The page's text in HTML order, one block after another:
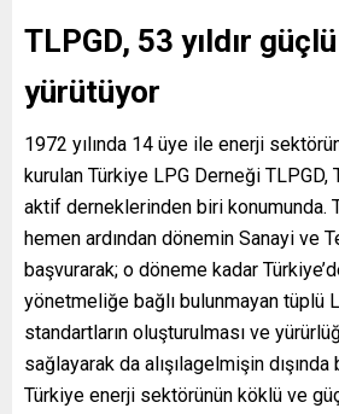
TLPGD, 53 yıldır
yürütüyor
1972 yılında 14 üye ile enerji
kurulan Türkiye LPG Derneği TLPGD,
aktif derneklerinden biri konumunda.
hemen ardından dönemin Sanayi ve
başvurarak; o döneme kadar
yönetmeliğe bağlı bulunmayan tüplü
standartların oluşturulması ve
sağlayarak da alışılagelmişin dışında
Türkiye enerji sektörünün köklü ve